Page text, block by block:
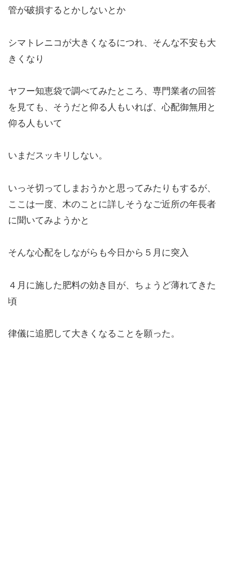
管が破損するとかしないとか
シマトレニコが大きくなるにつれ、そんな不安も大
きくなり
ヤフー知恵袋で調べてみたところ、専門業者の回答
を見ても、そうだと仰る人もいれば、心配御無用と
仰る人もいて
いまだスッキリしない。
いっそ切ってしまおうかと思ってみたりもするが、
ここは一度、木のことに詳しそうなご近所の年長者
に聞いてみようかと
そんな心配をしながらも今日から５月に突入
４月に施した肥料の効き目が、ちょうど薄れてきた
頃
律儀に追肥して大きくなることを願った。